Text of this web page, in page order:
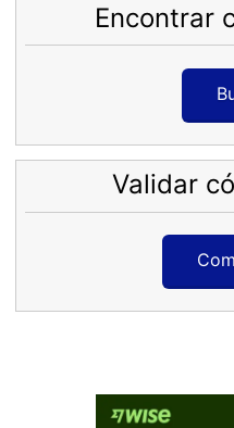
Encontrar
Validar